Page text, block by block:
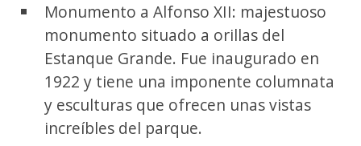
Monumento a Alfonso XII: majestuoso
monumento situado a orillas del
Estanque Grande. Fue inaugurado en
1922 y tiene una imponente columnata
y esculturas que ofrecen unas vistas
increíbles del parque.